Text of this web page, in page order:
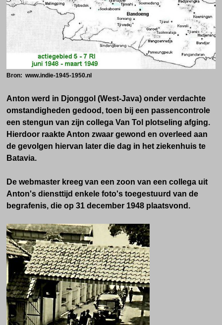
Bron: www.indie-1945-1950.nl
Anton werd in Djonggol (West-Java) onder verdachte
omstandigheden gedood, toen bij een passencontrole
een stengun van zijn collega Van Tol plotseling afging.
Hierdoor raakte Anton zwaar gewond en overleed aan
de gevolgen hiervan later die dag in het ziekenhuis te
Batavia.
De webmaster kreeg van een zoon van een collega uit
Anton's diensttijd enkele foto's toegestuurd van de
begrafenis, die op 31 december 1948 plaatsvond.